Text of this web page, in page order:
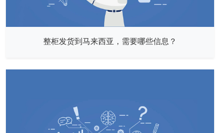
整柜发货到马来西亚，需要哪些信息？